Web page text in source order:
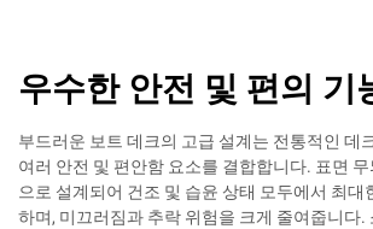
우수한 안전 및 편의 기
부드러운 보트 데크의 고급 설계는 전통적인 데
여러 안전 및 편안함 요소를 결합합니다. 표면
으로 설계되어 건조 및 습윤 상태 모두에서 최대
하며, 미끄러짐과 추락 위험을 크게 줄여줍니다.